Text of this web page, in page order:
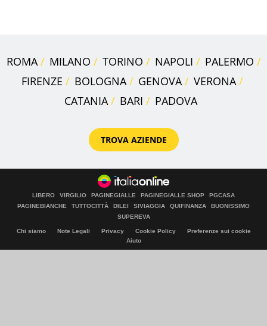
ROMA MILANO TORINO NAPOLI
PALERMO
FIRENZE
BOLOGNA GENOVA
VERONA
CATANIA
BARI PADOVA
TROVA AZIENDE
LIBERO VIRGILIO PAGINEGIALLE PAGINEGIALLE SHOP
PGCASA
PAGINEBIANCHE
TUTTOCITTÀ DILEI SIVIAGGIA QUIFINANZA
BUONISSIMO
SUPEREVA
Chi siamo Note Legali Privacy Cookie Policy
Preferenze sui cookie
Aiuto